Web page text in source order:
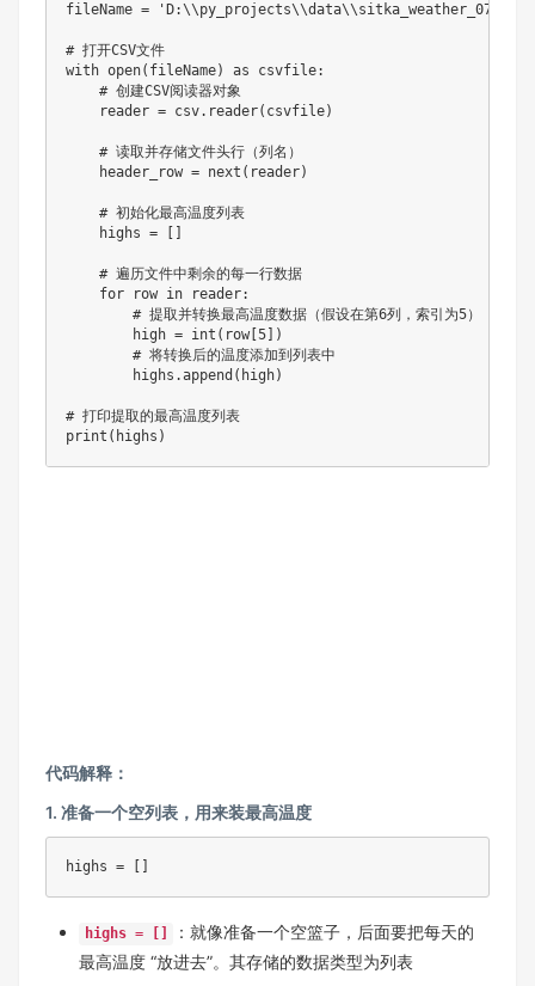
fileName = 'D:\\py_projects\\data\\sitka_weather_07-
# 打开CSV文件
with open(fileName) as csvfile:
    # 创建CSV阅读器对象
    reader = csv.reader(csvfile)
    # 读取并存储文件头行（列名）
    header_row = next(reader)
    # 初始化最高温度列表
    highs = []
    # 遍历文件中剩余的每一行数据
    for row in reader:
        # 提取并转换最高温度数据（假设在第6列，索引为5）
        high = int(row[5])
        # 将转换后的温度添加到列表中
        highs.append(high)
# 打印提取的最高温度列表
print(highs)
代码解释：
1. 准备一个空列表，用来装最高温度
highs = []
highs = []
：就像准备一个空篮子，后面要把每天的
最高温度 “放进去”。其存储的数据类型为列表